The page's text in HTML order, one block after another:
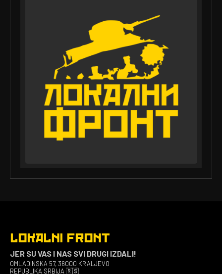
LOKALNI FRONT
JER SU VAS I NAS SVI DRUGI IZDALI!
OMLADINSKA 57, 36000 KRALJEVO
REPUBLIKA SRBIJA 🇷🇸